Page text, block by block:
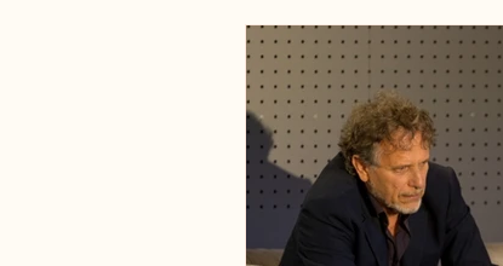
Tourisme Gastronomie